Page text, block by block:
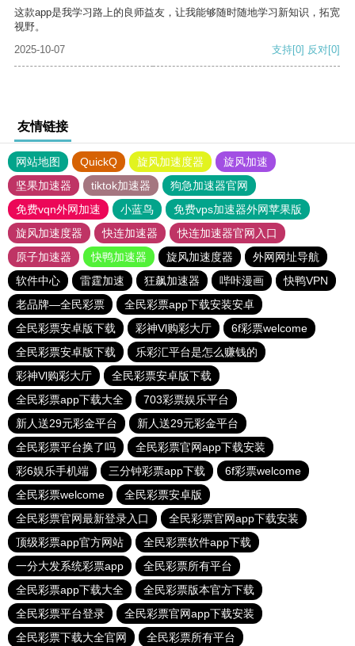
这款app是我学习路上的良师益友，让我能够随时随地学习新知识，拓宽
视野。
2025-10-07
支持[0] 反对[0]
友情链接
网站地图 QuickQ 旋风加速度器
旋风加速
坚果加速器
tiktok加速器
狗急加速器官网
免费vqn外网加速
小蓝鸟
免费vps加速器外网苹果版
旋风加速度器
快连加速器
快连加速器官网入口
原子加速器
快鸭加速器 旋风加速度器
外网网址导航
软件中心
雷霆加速 狂飙加速器 哔咔漫画
快鸭VPN
老品牌—全民彩票
全民彩票app下载安装安卓
全民彩票安卓版下载
彩神Vl购彩大厅
6f彩票welcome
全民彩票安卓版下载
乐彩汇平台是怎么赚钱的
彩神Vl购彩大厅
全民彩票安卓版下载
全民彩票app下载大全
703彩票娱乐平台
新人送29元彩金平台
新人送29元彩金平台
全民彩票平台换了吗
全民彩票官网app下载安装
彩6娱乐手机端
三分钟彩票app下载
6f彩票welcome
全民彩票welcome
全民彩票安卓版
全民彩票官网最新登录入口
全民彩票官网app下载安装
顶级彩票app官方网站
全民彩票软件app下载
一分大发系统彩票app
全民彩票所有平台
全民彩票app下载大全
全民彩票版本官方下载
全民彩票平台登录
全民彩票官网app下载安装
全民彩票下载大全官网
全民彩票所有平台